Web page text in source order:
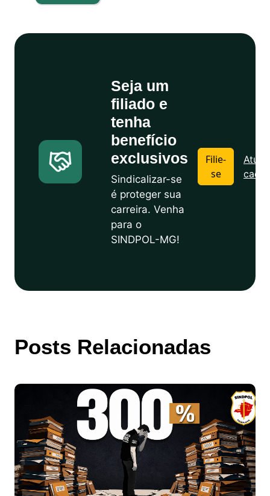
Seja um
filiado e
tenha
benefício
exclusivos
Sindicalizar-se
é proteger sua
carreira. Venha
para o
SINDPOL-MG!
Filie-
se
Posts Relacionadas